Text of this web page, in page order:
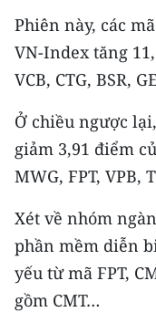
Media Thể thao
Media Giáo dục
Media Y tế
Ảnh
Infographic
Phiên này, các
VN-Index tăng
VCB, CTG, BSR,
Ở chiều ngược
giảm 3,91 điểm
MWG, FPT, VPB,
Xét về nhóm
phần mềm diễn
yếu từ mã FPT,
gồm CMT…